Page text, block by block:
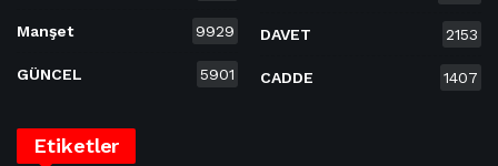
Manşet 9929
GÜNCEL 5901
DAVET 2153
CADDE 1407
Etiketler